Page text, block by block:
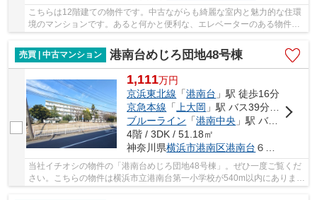
こちらは12階建ての物件です。中古ながらも綺麗な室内と魅力的な住環
境のマンションです。あると何かと便利な、エレベーターのある物件と
なっています。不動産のことで確認したいこと...
売買 | 中古マンション
港南台めじろ団地48号棟
1,111万円
京浜東北線 「港南台 」駅 徒歩16分
京急本線 「上大岡 」駅 バス39分 「榎戸（横浜市）」 停歩7分
ブルーライン 「港南中央 」駅 バス30分 「榎戸（横浜市）」 停歩7分
4階 / 3DK / 51.18㎡
神奈川県横浜市港南区港南台 ６丁目１－４８
当社イチオシの物件の「港南台めじろ団地48号棟」。ぜひ一度ご覧くだ
さい。こちらの物件は横浜市立港南台第一小学校が540m以内にありま